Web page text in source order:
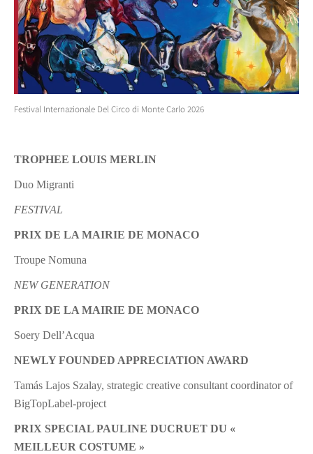
Festival Internazionale Del Circo di Monte Carlo 2026
TROPHEE LOUIS MERLIN
Duo Migranti
FESTIVAL
PRIX DE LA MAIRIE DE MONACO
Troupe Nomuna
NEW GENERATION
PRIX DE LA MAIRIE DE MONACO
Soery Dell’Acqua
NEWLY FOUNDED APPRECIATION AWARD
Tamás Lajos Szalay, strategic creative consultant coordinator of
BigTopLabel-project
PRIX SPECIAL PAULINE DUCRUET DU «
MEILLEUR COSTUME »